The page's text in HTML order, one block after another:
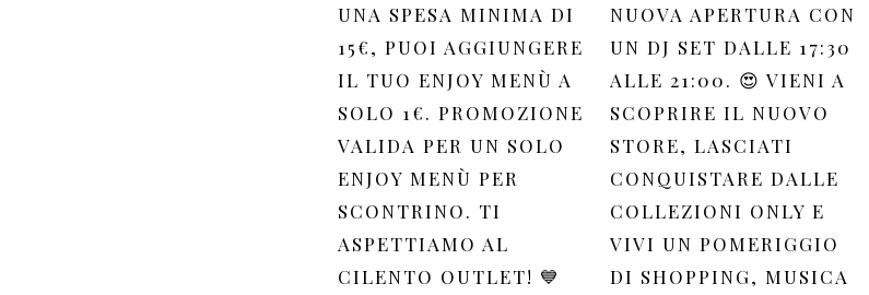
UNA SPESA MINIMA DI
15€, PUOI AGGIUNGERE
IL TUO ENJOY MENÙ A
SOLO 1€. PROMOZIONE
VALIDA PER UN SOLO
ENJOY MENÙ PER
SCONTRINO. TI
ASPETTIAMO AL
CILENTO OUTLET! 💙
NUOVA APERTURA CON
UN DJ SET DALLE 17:30
ALLE 21:00. 😍 VIENI A
SCOPRIRE IL NUOVO
STORE, LASCIATI
CONQUISTARE DALLE
COLLEZIONI ONLY E
VIVI UN POMERIGGIO
DI SHOPPING, MUSICA